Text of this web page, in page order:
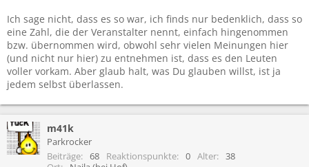
Ich sage nicht, dass es so war, ich finds nur bedenklich, dass so
eine Zahl, die der Veranstalter nennt, einfach hingenommen
bzw. übernommen wird, obwohl sehr vielen Meinungen hier
(und nicht nur hier) zu entnehmen ist, dass es den Leuten
voller vorkam. Aber glaub halt, was Du glauben willst, ist ja
jedem selbst überlassen.
m41k
Parkrocker
Beiträge
68 Reaktionspunkte 0 Alter
38